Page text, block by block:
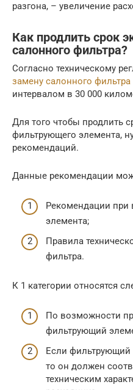
разгона, – увеличение
Как продлить срок
салонного фильтра?
Согласно техническому
замену салонного фильтра
интервалом в 30 000
Для того чтобы продлить
фильтрующего элемента,
рекомендаций.
Данные рекомендации
Рекомендации при
элемента;
Правила
фильтра.
К 1 категории относятся
По возможности
фильтрующий
Если фильтрующий
то он должен
техническим